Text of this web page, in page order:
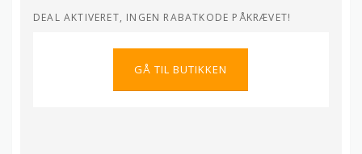
DEAL AKTIVERET, INGEN RABATKODE PÅKRÆVET!
GÅ TIL BUTIKKEN